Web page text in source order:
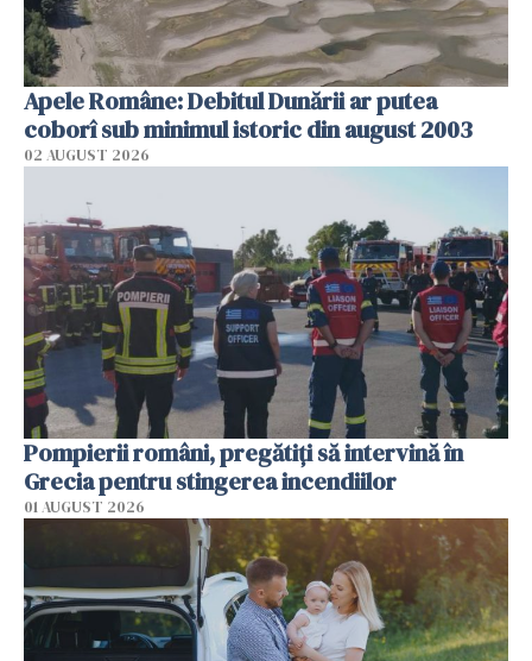
Apele Române: Debitul Dunării ar putea
coborî sub minimul istoric din august 2003
02 AUGUST 2026
Pompierii români, pregătiţi să intervină în
Grecia pentru stingerea incendiilor
01 AUGUST 2026